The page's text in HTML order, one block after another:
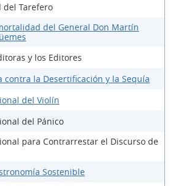
del Tarefero
del General Don Martín
y los Editores
contra la Desertificación y la Sequía
del Violín
del Pánico
para Contrarrestar el Discurso de
Sostenible